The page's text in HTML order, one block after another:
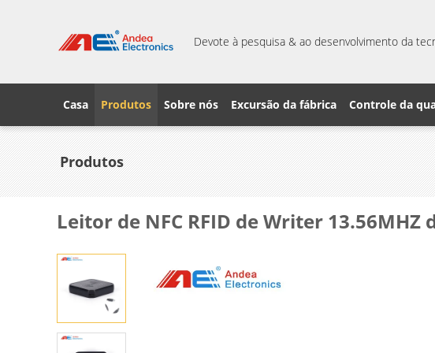
Devote à pesquisa & ao desenvolvimento da
Casa Produtos Sobre nós Excursão da fábrica Controle da
Produtos
Leitor de NFC RFID de Writer 13.56MHZ